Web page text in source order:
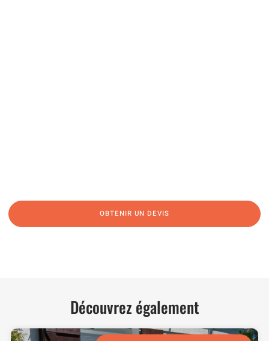
OBTENIR UN DEVIS
Découvrez également